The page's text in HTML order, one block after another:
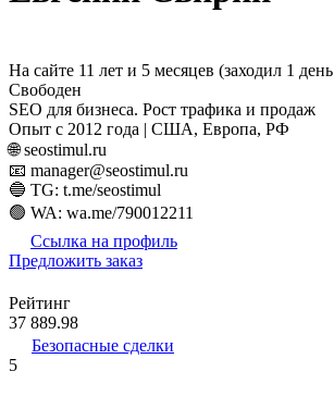
На сайте 11 лет и 5 месяцев (заходил 1
Свободен
SEO для бизнеса. Рост трафика и продаж
Опыт с 2012 года | США, Европа, РФ
🌐 seostimul.ru
📧 manager@seostimul.ru
🔵 TG: t.me/seostimul
🟢 WA: wa.me/790012211
Ссылка на профиль
Предложить заказ
Рейтинг
37 889.98
Безопасные сделки
5